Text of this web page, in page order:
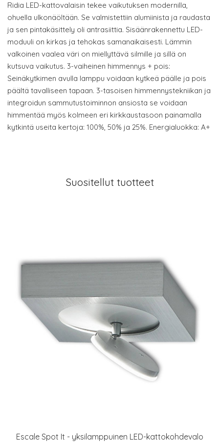
Ridia LED-kattovalaisin tekee vaikutuksen modernilla,
ohuella ulkonäöltään. Se valmistettiin alumiinista ja raudasta
ja sen pintakäsittely oli antrasiittia. Sisäänrakennettu LED-
moduuli on kirkas ja tehokas samanaikaisesti. Lämmin
valkoinen vaalea väri on miellyttävä silmille ja sillä on
kutsuva vaikutus. 3-vaiheinen himmennys + pois:
Seinäkytkimen avulla lamppu voidaan kytkeä päälle ja pois
päältä tavalliseen tapaan. 3-tasoisen himmennystekniikan ja
integroidun sammutustoiminnon ansiosta se voidaan
himmentää myös kolmeen eri kirkkaustasoon painamalla
kytkintä useita kertoja: 100%, 50% ja 25%. Energialuokka: A+
Suositellut tuotteet
Escale Spot It - yksilamppuinen LED-kattokohdevalo